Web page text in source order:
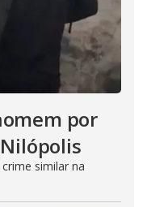
por
similar na